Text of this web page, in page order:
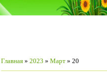
Главная » 2023 » Март » 20